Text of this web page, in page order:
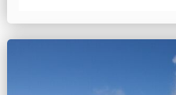
«Предсказания Мишеля
рифмованных катренов —